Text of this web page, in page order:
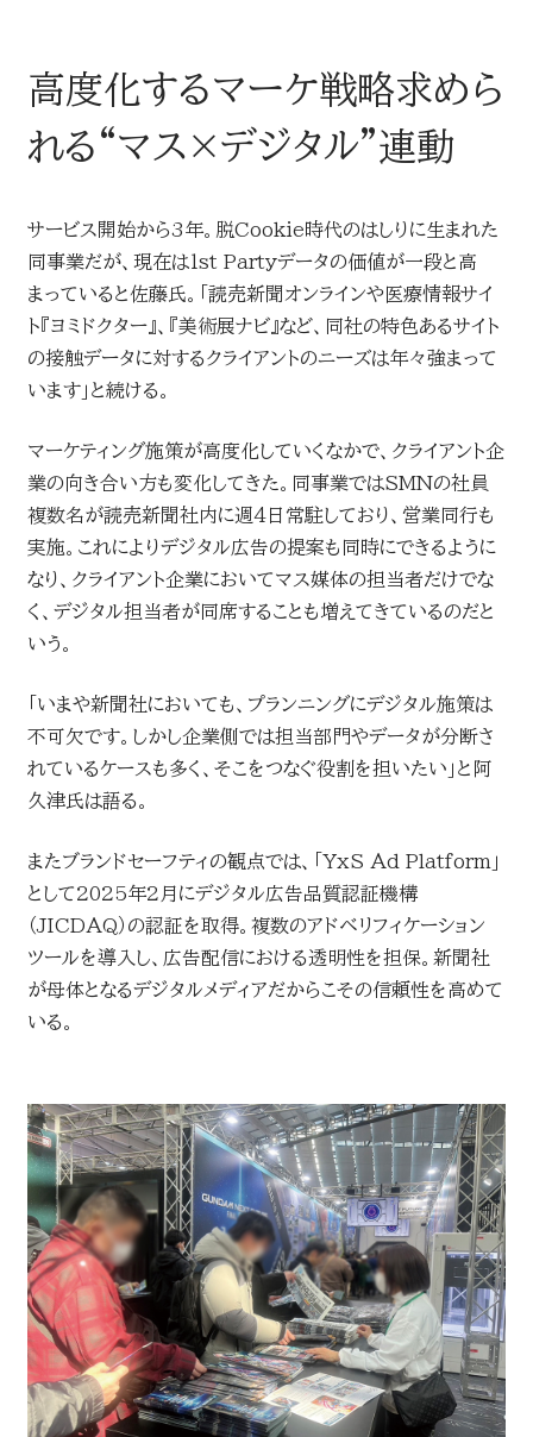
高度化するマーケ戦略求めら
れる“マス×デジタル”連動
サービス開始から3年。脱Cookie時代のはしりに生まれた
同事業だが、現在は1st Partyデータの価値が一段と高
まっていると佐藤氏。「読売新聞オンラインや医療情報サイ
ト『ヨミドクター』、『美術展ナビ』など、同社の特色あるサイト
の接触データに対するクライアントのニーズは年々強まって
います」と続ける。
マーケティング施策が高度化していくなかで、クライアント企
業の向き合い方も変化してきた。同事業ではSMNの社員
複数名が読売新聞社内に週4日常駐しており、営業同行も
実施。これによりデジタル広告の提案も同時にできるように
なり、クライアント企業においてマス媒体の担当者だけでな
く、デジタル担当者が同席することも増えてきているのだと
いう。
「いまや新聞社においても、プランニングにデジタル施策は
不可欠です。しかし企業側では担当部門やデータが分断さ
れているケースも多く、そこをつなぐ役割を担いたい」と阿
久津氏は語る。
またブランドセーフティの観点では、「YxS Ad Platform」
として2025年2月にデジタル広告品質認証機構
（JICDAQ）の認証を取得。複数のアドベリフィケーション
ツールを導入し、広告配信における透明性を担保。新聞社
が母体となるデジタルメディアだからこその信頼性を高めて
いる。